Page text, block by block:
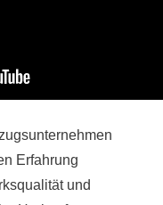
Erfahrung
und